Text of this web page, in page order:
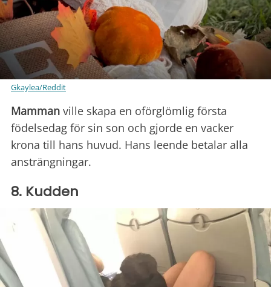
Gkaylea/Reddit
Mamman ville skapa en oförglömlig första
födelsedag för sin son och gjorde en vacker
krona till hans huvud. Hans leende betalar alla
ansträngningar.
8. Kudden